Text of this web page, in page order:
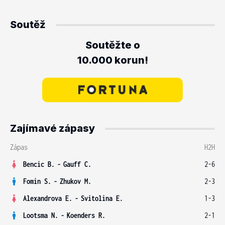
Soutěž
Soutěžte o
10.000 korun!
Zajímavé zápasy
Zápas
H2H
Bencic B. - Gauff C.
2-6
Fomin S. - Zhukov M.
2-3
Alexandrova E. - Svitolina E.
1-3
Lootsma N. - Koenders R.
2-1